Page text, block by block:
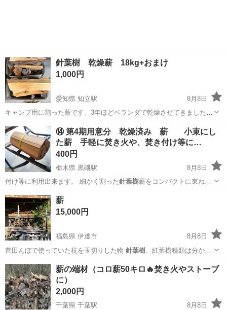
針葉樹 乾燥薪 18kg+おまけ
1,000円
愛知県 知立駅
8月8日
キャンプ用に割った薪です。3年ほどベランダで乾燥させてきましたが
キャンプに行く時間もないので手放します 壊れた家具の端材など燃え
そうな木材もおまけで引き取って下さい
愛知 知立市 知立駅 その他
⑭ 第4期用意分 乾燥済み 薪 小束にし
た薪 手軽に焚き火や、焚き付け等に…
400円
栃木県 黒磯駅
8月8日
付け等に利用出来ます。 細かく割った針葉樹薪をコンパクトに束ねた
もの★ キャ…
栃木 那須郡
薪
15,000円
福島県 伊達市
8月8日
昔田んぼで使っていた杭を玉切りした物 針葉樹、紅葉樹種類は分かり
ません。乾燥しきっ…
福島 伊達市 その他 針葉樹
薪の端材（コロ薪50キロ🔥焚き火やストーブ
に）
2,000円
千葉県 千葉駅
8月8日